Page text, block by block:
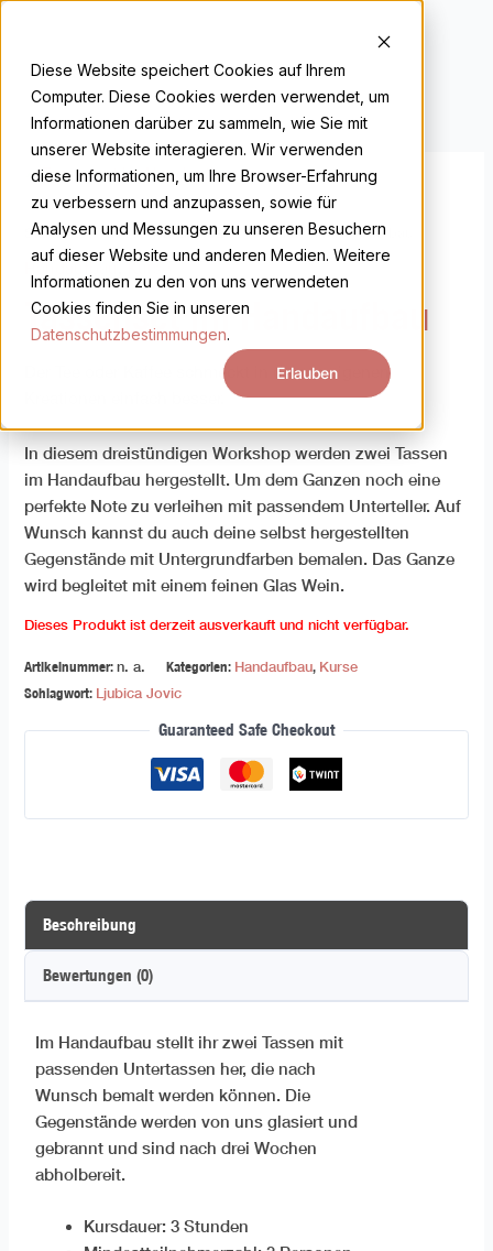
Diese Website speichert Cookies auf Ihrem
Computer. Diese Cookies werden verwendet, um
Informationen darüber zu sammeln, wie Sie mit
unserer Website interagieren. Wir verwenden
diese Informationen, um Ihre Browser-Erfahrung
zu verbessern und anzupassen, sowie für
Analysen und Messungen zu unseren Besuchern
auf dieser Website und anderen Medien. Weitere
Informationen zu den von uns verwendeten
Cookies finden Sie in unseren
Datenschutzbestimmungen.
Erlauben
springen
DE
Startseite/ Kurse/Handaufbau/ Tassenset im Handaufbau
Tassenset im Handaufbau
Der Tee oder Kaffee schmeckt in deinen eigenen
In diesem dreistündigen Workshop werden zwei Tassen
im Handaufbau hergestellt. Um dem Ganzen noch eine
perfekte Note zu verleihen mit passendem Unterteller. Auf
Wunsch kannst du auch deine selbst hergestellten
Gegenstände mit Untergrundfarben bemalen. Das Ganze
wird begleitet mit einem feinen Glas Wein.
Dieses Produkt ist derzeit ausverkauft und nicht verfügbar.
Artikelnummer:n. a. Kategorien: Handaufbau, Kurse
Schlagwort: Ljubica Jovic
Guaranteed Safe Checkout
Beschreibung
Bewertungen (0)
Im Handaufbau stellt ihr zwei Tassen mit
passenden Untertassen her, die nach
Wunsch bemalt werden können. Die
Gegenstände werden von uns glasiert und
gebrannt und sind nach drei Wochen
abholbereit.
Kursdauer: 3 Stunden